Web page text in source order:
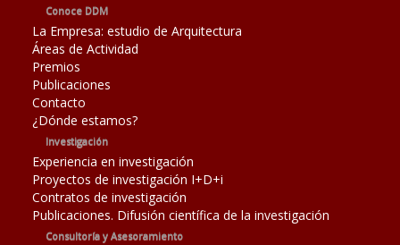
Conoce DDM
La Empresa: estudio de Arquitectura
Áreas de Actividad
Premios
Publicaciones
Contacto
¿Dónde estamos?
Investigación
Experiencia en investigación
Proyectos de investigación I+D+i
Contratos de investigación
Publicaciones. Difusión científica de la investigación
Consultoría y Asesoramiento